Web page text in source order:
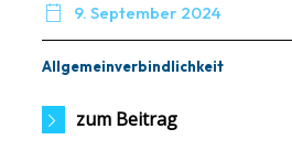
 9. September 2024
Allgemeinverbindlichkeit
zum Beitrag